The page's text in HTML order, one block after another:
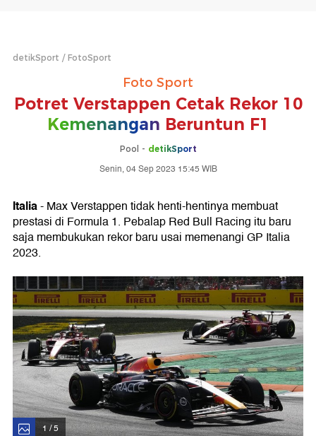
detikSport FotoSport
Foto Sport
Potret Verstappen Cetak Rekor 10
Kemenangan Beruntun F1
Pool - detikSport
Senin, 04 Sep 2023 15:45 WIB
Italia- Max Verstappen tidak henti-hentinya membuat
prestasi di Formula 1. Pebalap Red Bull Racing itu baru
saja membukukan rekor baru usai memenangi GP Italia
2023.
1 / 5